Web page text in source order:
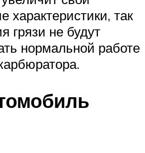
характеристики, так
грязи не будут
нормальной работе